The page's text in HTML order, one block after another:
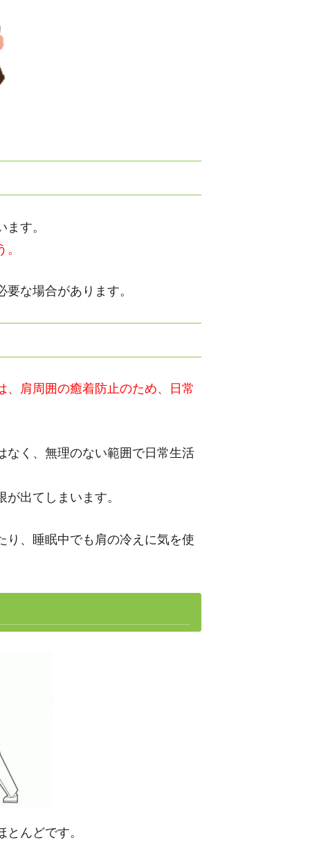
す。
な場合があります。
、肩周囲の癒着防止のため、日常
なく、無理のない範囲で日常生活
出てしまいます。
り、睡眠中でも肩の冷えに気を使
んどです。